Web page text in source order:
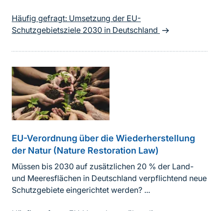
Häufig gefragt: Umsetzung der EU-
Schutzgebietsziele 2030 in Deutschland
EU-Verordnung über die Wiederherstellung
der Natur (Nature Restoration Law)
Müssen bis 2030 auf zusätzlichen 20 % der Land-
und Meeresflächen in Deutschland verpflichtend neue
Schutzgebiete eingerichtet werden? ...